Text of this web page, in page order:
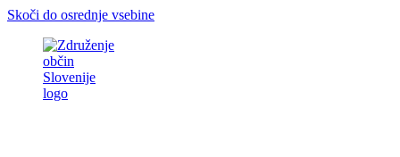
Skoči do osrednje vsebine